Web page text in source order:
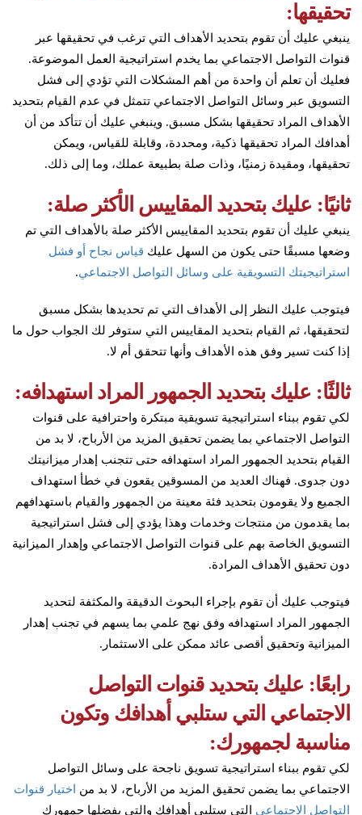
تحقيقها:
ينبغي عليك أن تقوم بتحديد الأهداف التي ترغب في تحقيقها عبر
قنوات التواصل الاجتماعي بما يخدم استراتيجية العمل الموضوعة.
فعليك أن تعلم أن واحدة من أهم المشكلات التي تؤدي إلى فشل
التسويق عبر وسائل التواصل الاجتماعي تتمثل في عدم القيام بتحديد
الأهداف المراد تحقيقها بشكل مسبق. وينبغي عليك أن تتأكد من أن
أهدافك المراد تحقيقها ذكية، ومحددة، وقابلة للقياس، ويمكن
تحقيقها، ومقيدة زمنيًا، وذات صلة بطبيعة عملك، وما إلى ذلك.
ثانيًا: عليك بتحديد المقاييس الأكثر صلة:
ينبغي عليك أن تقوم بتحديد المقاييس الأكثر صلة بالأهداف التي تم
وضعها مسبقًا حتى يكون من السهل عليك قياس نجاح أو فشل
استراتيجيتك التسويقية على وسائل التواصل الاجتماعي.
فيتوجب عليك النظر إلى الأهداف التي تم تحديدها بشكل مسبق
لتحقيقها، ثم القيام بتحديد المقاييس التي ستوفر لك الجواب حول ما
إذا كنت تسير وفق هذه الأهداف وأنها تتحقق أم لا.
ثالثًا: عليك بتحديد الجمهور المراد استهدافه:
لكي تقوم ببناء استراتيجية تسويقية مبتكرة واحترافية على قنوات
التواصل الاجتماعي بما يضمن تحقيق المزيد من الأرباح، لا بد من
القيام بتحديد الجمهور المراد استهدافه حتى تتجنب إهدار ميزانيتك
دون جدوى. فهناك العديد من المسوقين يقعون في خطأ استهداف
الجميع ولا يقومون بتحديد فئة معينة من الجمهور والقيام باستهدافهم
بما يقدمون من منتجات وخدمات وهذا يؤدي إلى فشل استراتيجية
التسويق الخاصة بهم على قنوات التواصل الاجتماعي وإهدار الميزانية
دون تحقيق الأهداف المرادة.
فيتوجب عليك أن تقوم بإجراء البحوث الدقيقة والمكثفة لتحديد
الجمهور المراد استهدافه وفق نهج علمي بما يسهم في تجنب إهدار
الميزانية وتحقيق أقصى عائد ممكن على الاستثمار.
رابعًا: عليك بتحديد قنوات التواصل
الاجتماعي التي ستلبي أهدافك وتكون
مناسبة لجمهورك:
لكي تقوم ببناء استراتيجية تسويق ناجحة على وسائل التواصل
الاجتماعي بما يضمن تحقيق المزيد من الأرباح، لا بد من
اختيار قنوات
التواصل الاجتماعي التي ستلبي أهدافك والتي يفضلها جمهورك